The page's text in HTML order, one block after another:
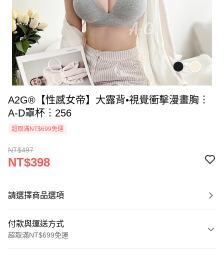
A2G®【性感女帝】大露背•視覺衝擊漫畫胸︙
A-D罩杯︙256
超取滿NT$699免運
NT$497
NT$398
請選擇商品選項
付款與運送方式
超取滿NT$699免運